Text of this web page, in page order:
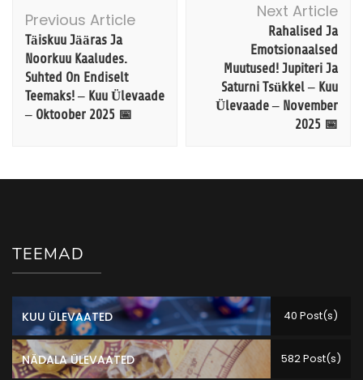
Navigation
Previous Article
Täiskuu Jääras Ja
Noorkuu Kaaludes.
Suhted On Endiselt
Teemaks! – Kuu Ülevaade
– Oktoober 2025 📅
Next Article
Rahalised Ja
Emotsionaalsed
Muutused! Jupiteri Ja
Saturni Tsükkel – Kuu
Ülevaade – November
2025 📅
TEEMAD
KUU ÜLEVAATED 40 Post(s)
NÄDALA ÜLEVAATED 582 Post(s)